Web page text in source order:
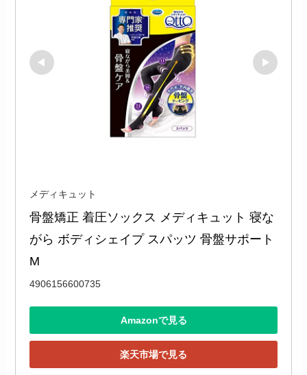
メディキュット
骨盤矯正 着圧ソックス メディキュット 寝な
がら ボディシェイプ スパッツ 骨盤サポート
M
4906156600735
Amazonで見る
楽天市場で見る